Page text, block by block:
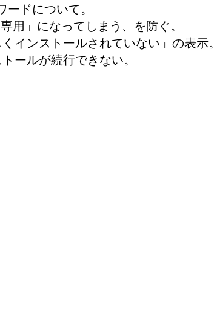
ドについて。
用」になってしまう、を防ぐ。
インストールされていない」の表示。
ールが続行できない。